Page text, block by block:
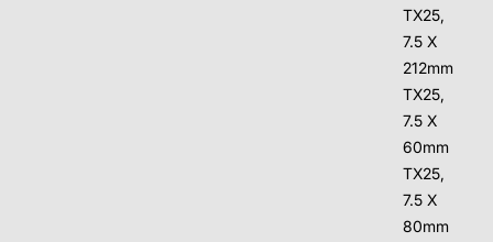
TX25,
7.5 X
212mm
TX25,
7.5 X
60mm
TX25,
7.5 X
80mm